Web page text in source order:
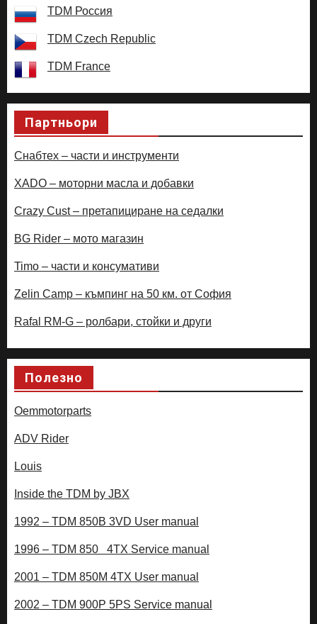
TDM Россия
TDM Czech Republic
TDM France
Партньори
Снабтех – части и инструменти
XADO – моторни масла и добавки
Crazy Cust – претапициране на седалки
BG Rider – мото магазин
Timo – части и консумативи
Zelin Camp – къмпинг на 50 км. от София
Rafal RM-G – ролбари, стойки и други
Полезно
Oemmotorparts
ADV Rider
Louis
Inside the TDM by JBX
1992 – TDM 850B 3VD User manual
1996 – TDM 850 4TX Service manual
2001 – TDM 850M 4TX User manual
2002 – TDM 900P 5PS Service manual